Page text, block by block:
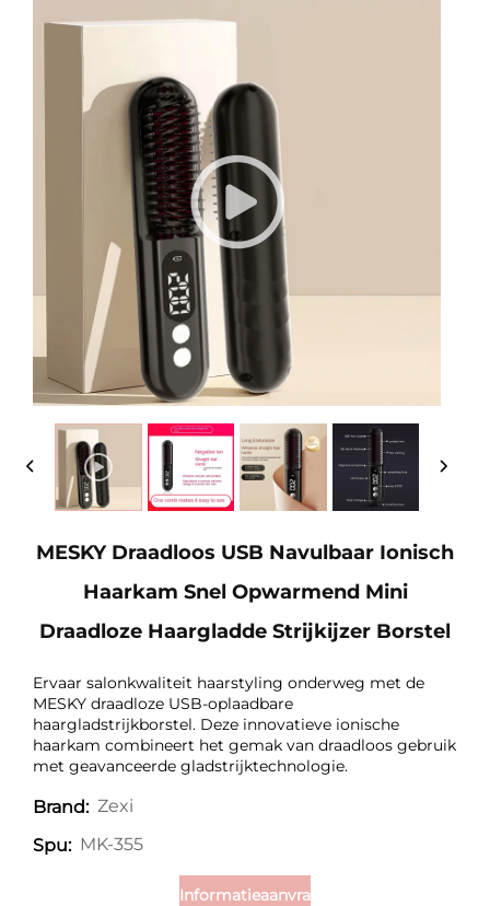
MESKY Draadloos USB Navulbaar Ionisch
Haarkam Snel Opwarmend Mini
Draadloze Haargladde Strijkijzer Borstel
Ervaar salonkwaliteit haarstyling onderweg met de
MESKY draadloze USB-oplaadbare
haargladstrijkborstel. Deze innovatieve ionische
haarkam combineert het gemak van draadloos gebruik
met geavanceerde gladstrijktechnologie.
Brand: Zexi
Spu: MK-355
Informatieaanvraag